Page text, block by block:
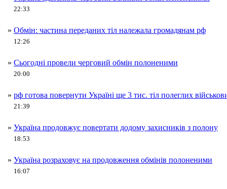
22:33
» Обмін: частина переданих тіл належала громадянам рф
12:26
» Сьогодні провели черговий обмін полоненими
20:00
» рф готова повернути Україні ще 3 тис. тіл полеглих
21:39
» Україна продовжує повертати додому захисників з полону
18:53
» Україна розраховує на продовження обмінів полоненими
16:07